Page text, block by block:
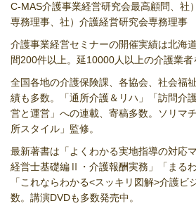
C-MAS介護事業経営研究会最高顧問、社
専務理事、社）介護経営研究会専務理事
介護事業経営セミナーの開催実績は北海
間200件以上。延10000人以上の介護業者
全国各地の介護保険課、各協会、社会福
績も多数。「通所介護＆リハ」「訪問介
営と運営」への連載、寄稿多数。ソリマ
所スタイル」監修。
最新著書は「よくわかる実地指導の対応
経営士基礎編Ⅱ・介護報酬実務」「まる
「これならわかる<スッキリ図解>介護ビ
数。講演DVDも多数発売中。